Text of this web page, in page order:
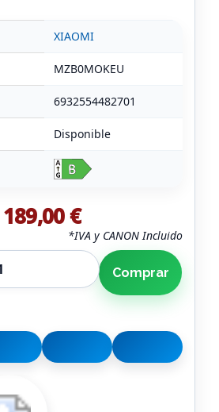
XIAOMI
MZB0MOKEU
6932554482701
Disponible
189,00 €
*IVA y CANON Incluido
Comprar